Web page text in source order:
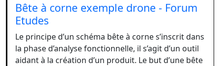
Bête à corne exemple drone - Forum
Etudes
Le principe d’un schéma bête à corne s’inscrit dans
la phase d’analyse fonctionnelle, il s’agit d’un outil
aidant à la création d’un produit. Le but d’une bête